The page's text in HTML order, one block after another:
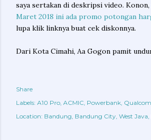
saya sertakan di deskripsi video.
Maret 2018 ini ada promo potongan
lupa klik linknya buat cek diskonnya.
Dari Kota Cimahi, Aa Gogon pamit
Share
Labels: A10 Pro ACMIC Powerbank
Location: Bandung, Bandung City, West Java,